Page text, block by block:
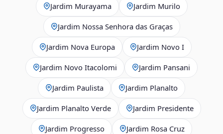
Jardim Murayama Jardim Murilo
Jardim Nossa Senhora das Graças
Jardim Nova Europa Jardim Novo I
Jardim Novo Itacolomi Jardim Pansani
Jardim Paulista Jardim Planalto
Jardim Planalto Verde Jardim Presidente
Jardim Progresso Jardim Rosa Cruz